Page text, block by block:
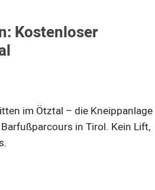
Kostenloser
im Ötztal – die Kneippanlage
in Tirol. Kein Lift,